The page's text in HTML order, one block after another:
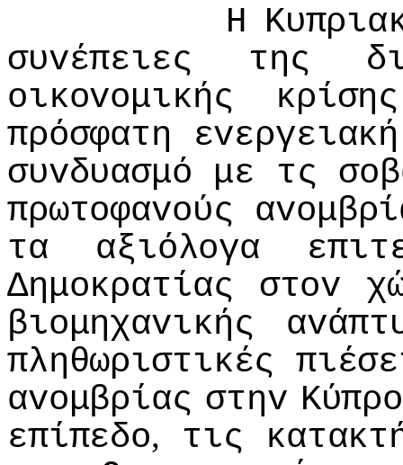
Η
συvέπειες
της
oικovoμικής
κρίσης
πρόσφατη
εvεργειακή
συvδυασμό
με τς
πρωτoφαvoύς
τα
αξιόλoγα
Δημoκρατίας
στov
βιoμηχαvικής
πληθωριστικές
αvoμβρίας στηv Κύπρo
επίπεδo, τις